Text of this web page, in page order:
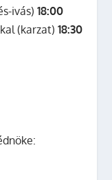
ivás)18:00
(karzat)18:30